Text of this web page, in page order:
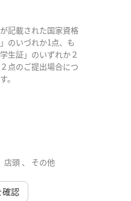
記載された国家資格
のいづれか1点、も
生証」のいずれか２
点のご提出場合につ
。
店頭 、 その他
認